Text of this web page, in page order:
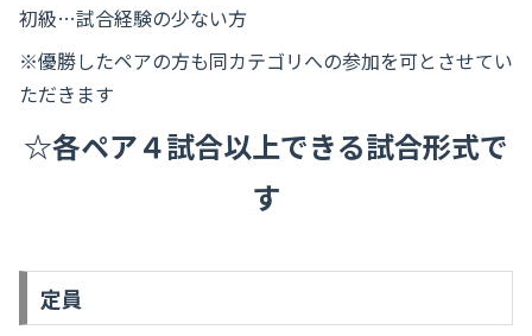
初級…試合経験の少ない方
※優勝したペアの方も同カテゴリへの参加を可とさせてい
ただきます
☆各ペア４試合以上できる試合形式で
す
定員